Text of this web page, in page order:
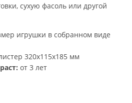
сухую фасоль или другой
игрушки в собранном виде
320х115х185 мм
от 3 лет